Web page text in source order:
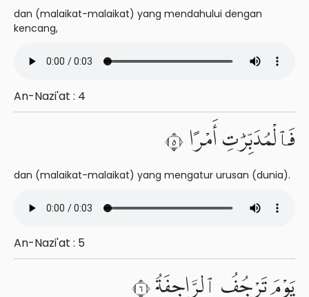
dan (malaikat-malaikat) yang mendahului dengan
kencang,
An-Nazi'at : 4
فَٱلْمُدَبِّرَٰتِ أَمْرًا ٥
dan (malaikat-malaikat) yang mengatur urusan (dunia).
An-Nazi'at : 5
يَوْمَ تَرْجُفُ ٱلرَّاجِفَةُ ٦